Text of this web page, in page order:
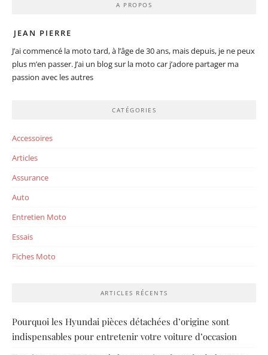
A PROPOS
JEAN PIERRE
J’ai commencé la moto tard, à l’âge de 30 ans, mais depuis, je ne peux
plus m’en passer. J’ai un blog sur la moto car j’adore partager ma
passion avec les autres
CATÉGORIES
Accessoires
Articles
Assurance
Auto
Entretien Moto
Essais
Fiches Moto
ARTICLES RÉCENTS
Pourquoi les Hyundai pièces détachées d’origine sont
indispensables pour entretenir votre voiture d’occasion